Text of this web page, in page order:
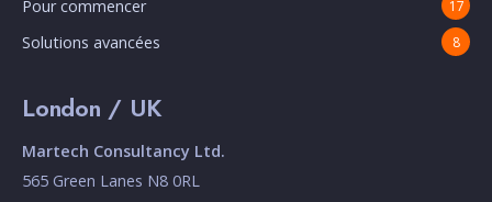
Pour commencer 17
Solutions avancées 8
London / UK
Martech Consultancy Ltd.
565 Green Lanes N8 0RL